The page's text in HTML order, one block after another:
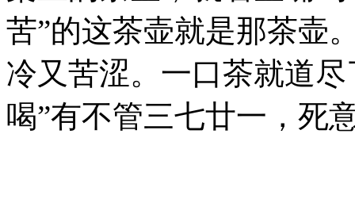
苦”的这茶壶就是那茶壶
冷又苦涩。一口茶就道
喝”有不管三七廿一，死